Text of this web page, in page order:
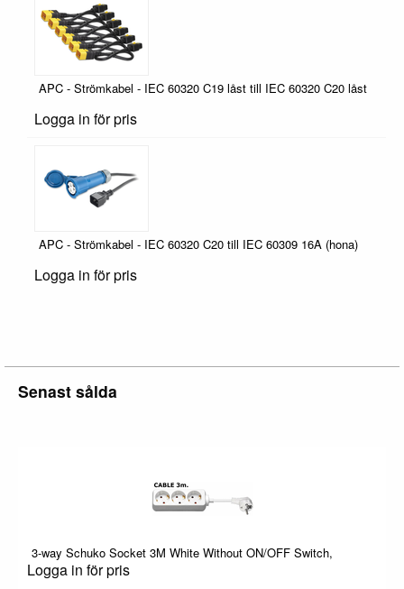
APC - Strömkabel - IEC 60320 C19 låst till IEC 60320 C20 låst
Logga in för pris
APC - Strömkabel - IEC 60320 C20 till IEC 60309 16A (hona)
Logga in för pris
Senast sålda
3-way Schuko Socket 3M White Without ON/OFF Switch,
Logga in för pris